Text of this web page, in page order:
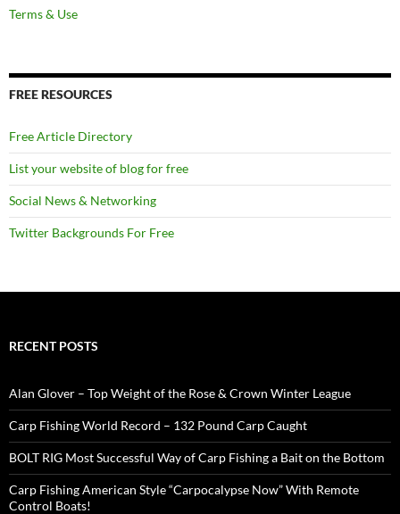
Terms & Use
FREE RESOURCES
Free Article Directory
List your website of blog for free
Social News & Networking
Twitter Backgrounds For Free
RECENT POSTS
Alan Glover – Top Weight of the Rose & Crown Winter League
Carp Fishing World Record – 132 Pound Carp Caught
BOLT RIG Most Successful Way of Carp Fishing a Bait on the Bottom
Carp Fishing American Style “Carpocalypse Now” With Remote
Control Boats!